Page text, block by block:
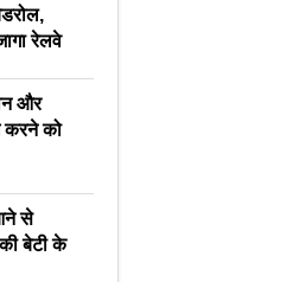
रेलवे
और
करने को
से
बेटी के